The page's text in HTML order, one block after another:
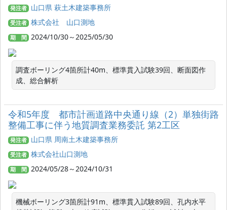
発注者 山口県 萩土木建築事務所
受注者 株式会社 山口測地
期 間 2024/10/30～2025/05/30
調査ボーリング4箇所計40m、標準貫入試験39回、断面図作
成、総合解析
令和5年度 都市計画道路中央通り線（2）単独街路
整備工事に伴う地質調査業務委託 第2工区
発注者 山口県 周南土木建築事務所
受注者 株式会社山口測地
期 間 2024/05/28～2024/10/31
機械ボーリング3箇所計91m、標準貫入試験89回、孔内水平